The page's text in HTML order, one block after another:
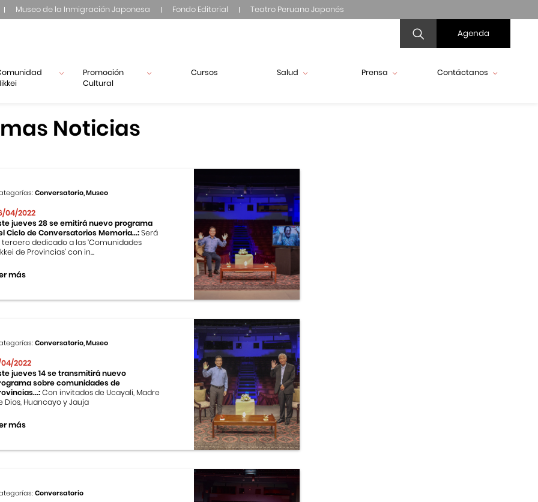
Museo de la Inmigración Japonesa Fondo Editorial Teatro Peruano Japonés
Agenda
Promoción
Cultural
Cursos Salud Prensa Contáctanos
Noticias
Conversatorio, Museo
04/2022
jueves 28 se emitirá nuevo programa
Ciclo de Conversatorios Memoria...:Será
tercero dedicado a las ‘Comunidades
de Provincias’ con in...
más
Conversatorio, Museo
04/2022
jueves 14 se transmitirá nuevo
sobre comunidades de
Con invitados de Ucayali, Madre
Dios, Huancayo y Jauja
más
Conversatorio